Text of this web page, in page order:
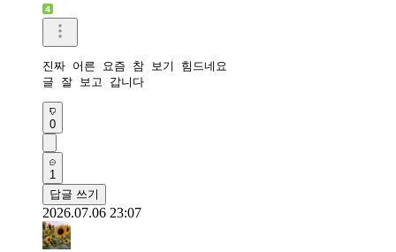
진짜 어른 요즘 참 보기 힘드네요
글 잘 보고 갑니다
0
1
답글 쓰기
2026.07.06 23:07